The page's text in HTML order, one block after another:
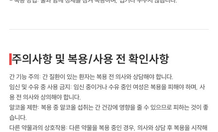
주의사항 및 복용/사용 전 확인사항
간 기능 주의: 간 질환이 있는 환자는 복용 전 의사와 상담해야 합니다.
임신 및 수유 중 사용 금지: 임신 중이거나 수유 중인 여성은 복용을 피해야 하며, 사
용 전 의사와 상의해야 합니다.
알코올 제한: 복용 중 알코올 섭취는 간 건강에 영향을 줄 수 있으므로 피하는 것이 좋
습니다.
다른 약물과의 상호작용: 다른 약물을 복용 중인 경우, 의사와 상담 후 복용을 시작해